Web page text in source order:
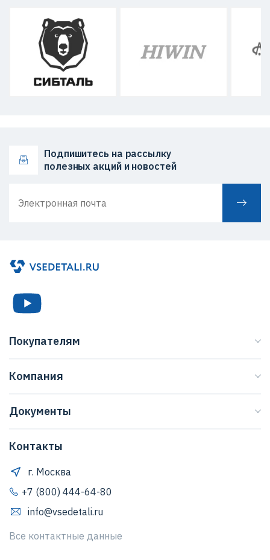
Подпишитесь на рассылку
полезных акций и новостей
Бренды
Способы оплаты
Клиентская поддержка
Покупателям
Журнал
Обратная связь
Компания
Правила обработки персональных данных
Положение о защите персональных данных
Согласие Пользователя на обработку персональных
данных
Документы
Контакты
г. Москва
+7 (800) 444-64-80
info@vsedetali.ru
Все контактные данные